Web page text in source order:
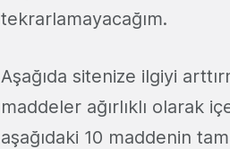
tekrarlamayacağım.
Aşağıda sitenize ilgiyi
maddeler ağırlıklı olarak
aşağıdaki 10 maddenin